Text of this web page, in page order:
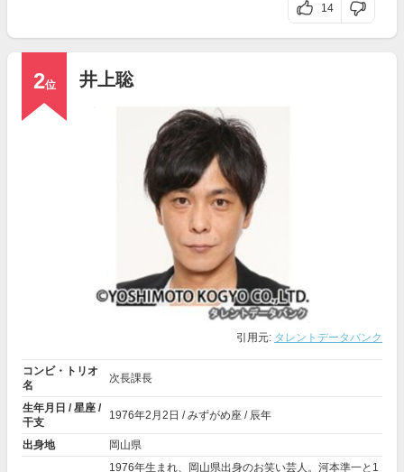
14
2位 井上聡
引用元: タレントデータバンク
コンビ・トリオ
名
次長課長
生年月日 / 星座 /
干支
1976年2月2日 / みずがめ座 / 辰年
出身地
岡山県
1976年生まれ、岡山県出身のお笑い芸人。河本準一と1